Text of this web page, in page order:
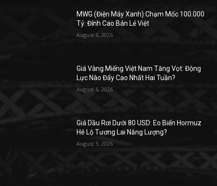
MWG (Điện Máy Xanh) Chạm Mốc 100.000
Tỷ: Đỉnh Cao Bán Lẻ Việt
August 6, 2026
Giá Vàng Miếng Việt Nam Tăng Vọt: Động
Lực Nào Đẩy Cao Nhất Hai Tuần?
August 6, 2026
Giá Dầu Rơi Dưới 80 USD: Eo Biển Hormuz
Hé Lộ Tương Lai Năng Lượng?
August 5, 2026